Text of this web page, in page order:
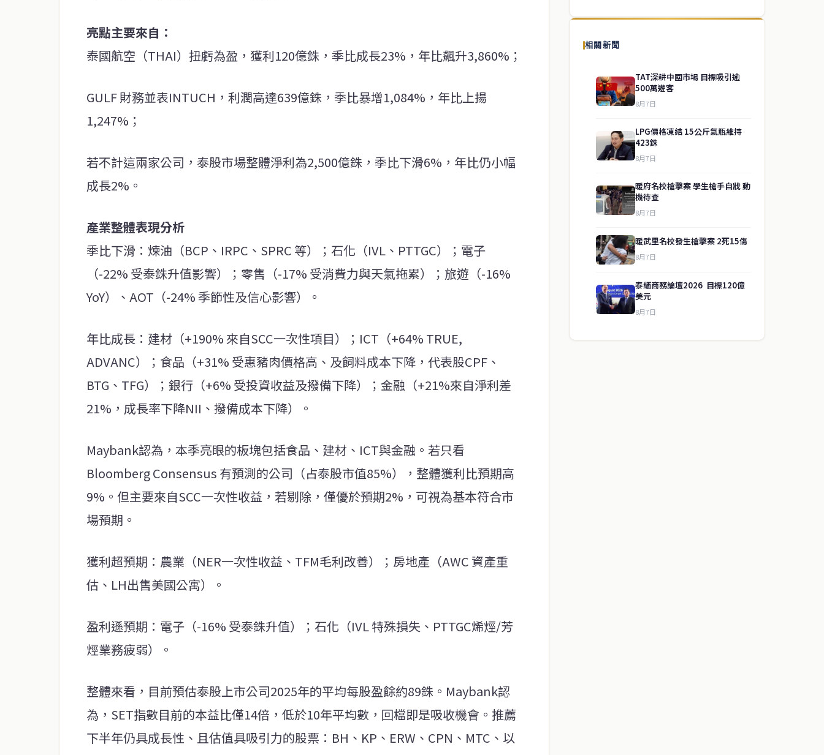
亮點主要來自：
泰國航空（THAI）扭虧為盈，獲利120億銖，季比成長23%，年比飆升3,860%；
GULF 財務並表INTUCH，利潤高達639億銖，季比暴增1,084%，年比上揚
1,247%；
若不計這兩家公司，泰股市場整體淨利為2,500億銖，季比下滑6%，年比仍小幅
成長2%。
產業整體表現分析
季比下滑：煉油（BCP、IRPC、SPRC 等）；石化（IVL、PTTGC）；電子
（-22% 受泰銖升值影響）；零售（-17% 受消費力與天氣拖累）；旅遊（-16%
YoY）、AOT（-24% 季節性及信心影響）。
年比成長：建材（+190% 來自SCC一次性項目）；ICT（+64% TRUE,
ADVANC）；食品（+31% 受惠豬肉價格高、及飼料成本下降，代表股CPF、
BTG、TFG）；銀行（+6% 受投資收益及撥備下降）；金融（+21%來自淨利差
21%，成長率下降NII、撥備成本下降）。
Maybank認為，本季亮眼的板塊包括食品、建材、ICT與金融。若只看
Bloomberg Consensus 有預測的公司（占泰股市值85%），整體獲利比預期高
9%。但主要來自SCC一次性收益，若剔除，僅優於預期2%，可視為基本符合市
場預期。
獲利超預期：農業（NER一次性收益、TFM毛利改善）；房地產（AWC 資產重
估、LH出售美國公寓）。
盈利遜預期：電子（-16% 受泰銖升值）；石化（IVL 特殊損失、PTTGC烯烴/芳
烴業務疲弱）。
整體來看，目前預估泰股上市公司2025年的平均每股盈餘約89銖。Maybank認
為，SET指數目前的本益比僅14倍，低於10年平均數，回檔即是吸收機會。推薦
下半年仍具成長性、且估值具吸引力的股票：BH、KP、ERW、CPN、MTC、以
相關新聞
TAT深耕中國市場 目標吸引逾
500萬遊客
8月7日
LPG價格凍結 15公斤氣瓶維持
423銖
8月7日
暖府名校槍擊案 學生槍手自戕 動
機待查
8月7日
暖武里名校發生槍擊案 2死15傷
8月7日
泰緬商務論壇2026 目標120億
美元
8月7日